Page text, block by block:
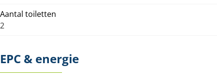
Aantal toiletten
2
EPC & energie